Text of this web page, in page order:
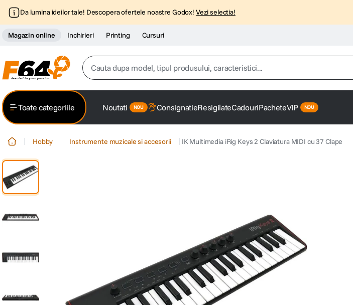
Da lumina ideilor tale! Descopera ofertele noastre Godox! Vezi selectia!
Magazin online Inchirieri Printing Cursuri
Cauta dupa model, tipul produsului, caracteristici...
2 trepied
card memorie
Toate categoriile Noutati ConsignatieResigilateCadouriPacheteVIP
Hobby Instrumente muzicale si accesorii IK Multimedia iRig Keys 2 Claviatura MIDI cu 37 Clape